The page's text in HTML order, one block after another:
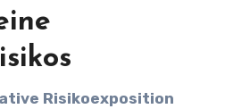
Risikoexposition